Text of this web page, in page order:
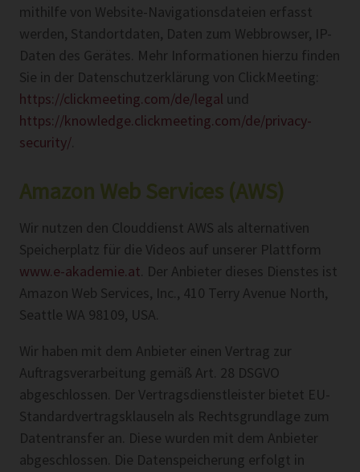
mithilfe von Website-Navigationsdateien erfasst
werden, Standortdaten, Daten zum Webbrowser, IP-
Daten des Gerätes. Mehr Informationen hierzu finden
Sie in der Datenschutzerklärung von ClickMeeting:
https://clickmeeting.com/de/legal und
https://knowledge.clickmeeting.com/de/privacy-
security/
Amazon Web Services (AWS)
Wir nutzen den Clouddienst AWS als alternativen
Speicherplatz für die Videos auf unserer Plattform
www.e-akademie.at . Der Anbieter dieses Dienstes ist
Amazon Web Services, Inc., 410 Terry Avenue North,
Seattle WA 98109, USA.
Wir haben mit dem Anbieter einen Vertrag zur
Auftragsverarbeitung gemäß Art. 28 DSGVO
abgeschlossen. Der Vertragsdienstleister bietet EU-
Standardvertragsklauseln als Rechtsgrundlage zum
Datentransfer an. Diese wurden mit dem Anbieter
abgeschlossen. Die Datenspeicherung erfolgt in